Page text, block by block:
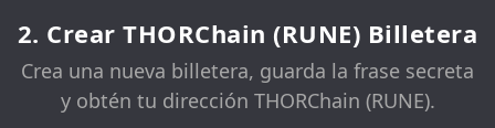
2. Crear THORChain (RUNE) Billetera
Crea una nueva billetera, guarda la frase secreta
y obtén tu dirección THORChain (RUNE).